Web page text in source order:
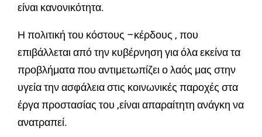
είναι κανονικότητα.
Η πολιτική του κόστους –κέρδους , που
επιβάλλεται από την κυβέρνηση για όλα εκείνα τα
προβλήματα που αντιμετωπίζει ο λαός μας στην
υγεία την ασφάλεια στις κοινωνικές παροχές στα
έργα προστασίας του ,είναι απαραίτητη ανάγκη να
ανατραπεί.